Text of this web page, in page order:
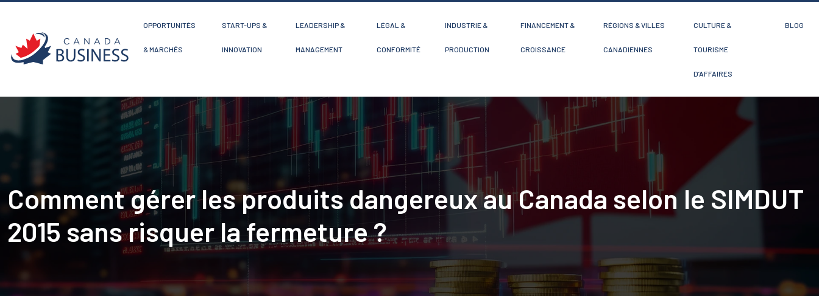
OPPORTUNITÉS
& MARCHÉS
START-UPS &
INNOVATION
LEADERSHIP &
MANAGEMENT
LÉGAL &
CONFORMITÉ
INDUSTRIE &
PRODUCTION
FINANCEMENT &
CROISSANCE
RÉGIONS & VILLES
CANADIENNES
CULTURE &
TOURISME
D’AFFAIRES
BLOG
Comment gérer les produits dangereux au Canada selon le SIMDUT
2015 sans risquer la fermeture ?